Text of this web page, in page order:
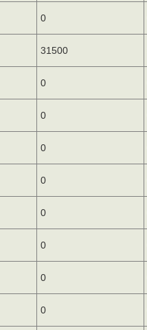
0
31500
0
0
0
0
0
0
0
0